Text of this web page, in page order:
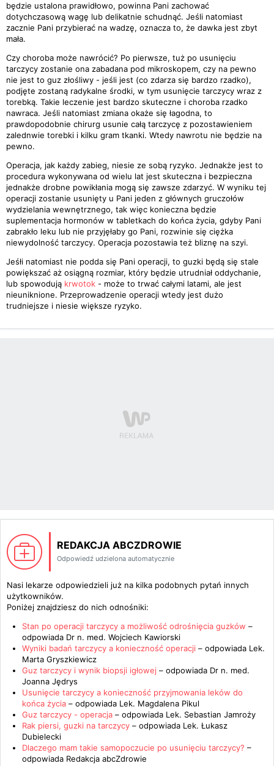
będzie ustalona prawidłowo, powinna Pani zachować
dotychczasową wagę lub delikatnie schudnąć. Jeśli natomiast
zacznie Pani przybierać na wadzę, oznacza to, że dawka jest zbyt
mała.
Czy choroba może nawrócić? Po pierwsze, tuż po usunięciu
tarczycy zostanie ona zabadana pod mikroskopem, czy na pewno
nie jest to guz złośliwy - jeśli jest (co zdarza się bardzo rzadko),
podjęte zostaną radykalne środki, w tym usunięcie tarczycy wraz z
torebką. Takie leczenie jest bardzo skuteczne i choroba rzadko
nawraca. Jeśli natomiast zmiana okaże się łagodna, to
prawdopodobnie chirurg usunie całą tarczycę z pozostawieniem
zalednwie torebki i kilku gram tkanki. Wtedy nawrotu nie będzie na
pewno.
Operacja, jak każdy zabieg, niesie ze sobą ryzyko. Jednakże jest to
procedura wykonywana od wielu lat jest skuteczna i bezpieczna
jednakże drobne powikłania mogą się zawsze zdarzyć. W wyniku tej
operacji zostanie usunięty u Pani jeden z głównych gruczołów
wydzielania wewnętrznego, tak więc konieczna będzie
suplementacja hormonów w tabletkach do końca życia, gdyby Pani
zabrakło leku lub nie przyjęłaby go Pani, rozwinie się ciężka
niewydolność tarczycy. Operacja pozostawia też bliznę na szyi.
Jeśłi natomiast nie podda się Pani operacji, to guzki będą się stale
powiększać aż osiągną rozmiar, który będzie utrudniał oddychanie,
lub spowodują krwotok - może to trwać całymi latami, ale jest
nieuniknione. Przeprowadzenie operacji wtedy jest dużo
trudniejsze i niesie większe ryzyko.
REDAKCJA ABCZDROWIE
Odpowiedź udzielona automatycznie
Nasi lekarze odpowiedzieli już na kilka podobnych pytań innych
użytkowników.
Poniżej znajdziesz do nich odnośniki:
Stan po operacji tarczycy a możliwość odrośnięcia guzków –
odpowiada Dr n. med. Wojciech Kawiorski
Wyniki badań tarczycy a konieczność operacji – odpowiada Lek.
Marta Gryszkiewicz
Guz tarczycy i wynik biopsji igłowej – odpowiada Dr n. med.
Joanna Jędrys
Usunięcie tarczycy a konieczność przyjmowania leków do
końca życia – odpowiada Lek. Magdalena Pikul
Guz tarczycy - operacja – odpowiada Lek. Sebastian Jamroży
Rak piersi, guzki na tarczycy – odpowiada Lek. Łukasz
Dubielecki
Dlaczego mam takie samopoczucie po usunięciu tarczycy? –
odpowiada Redakcja abcZdrowie